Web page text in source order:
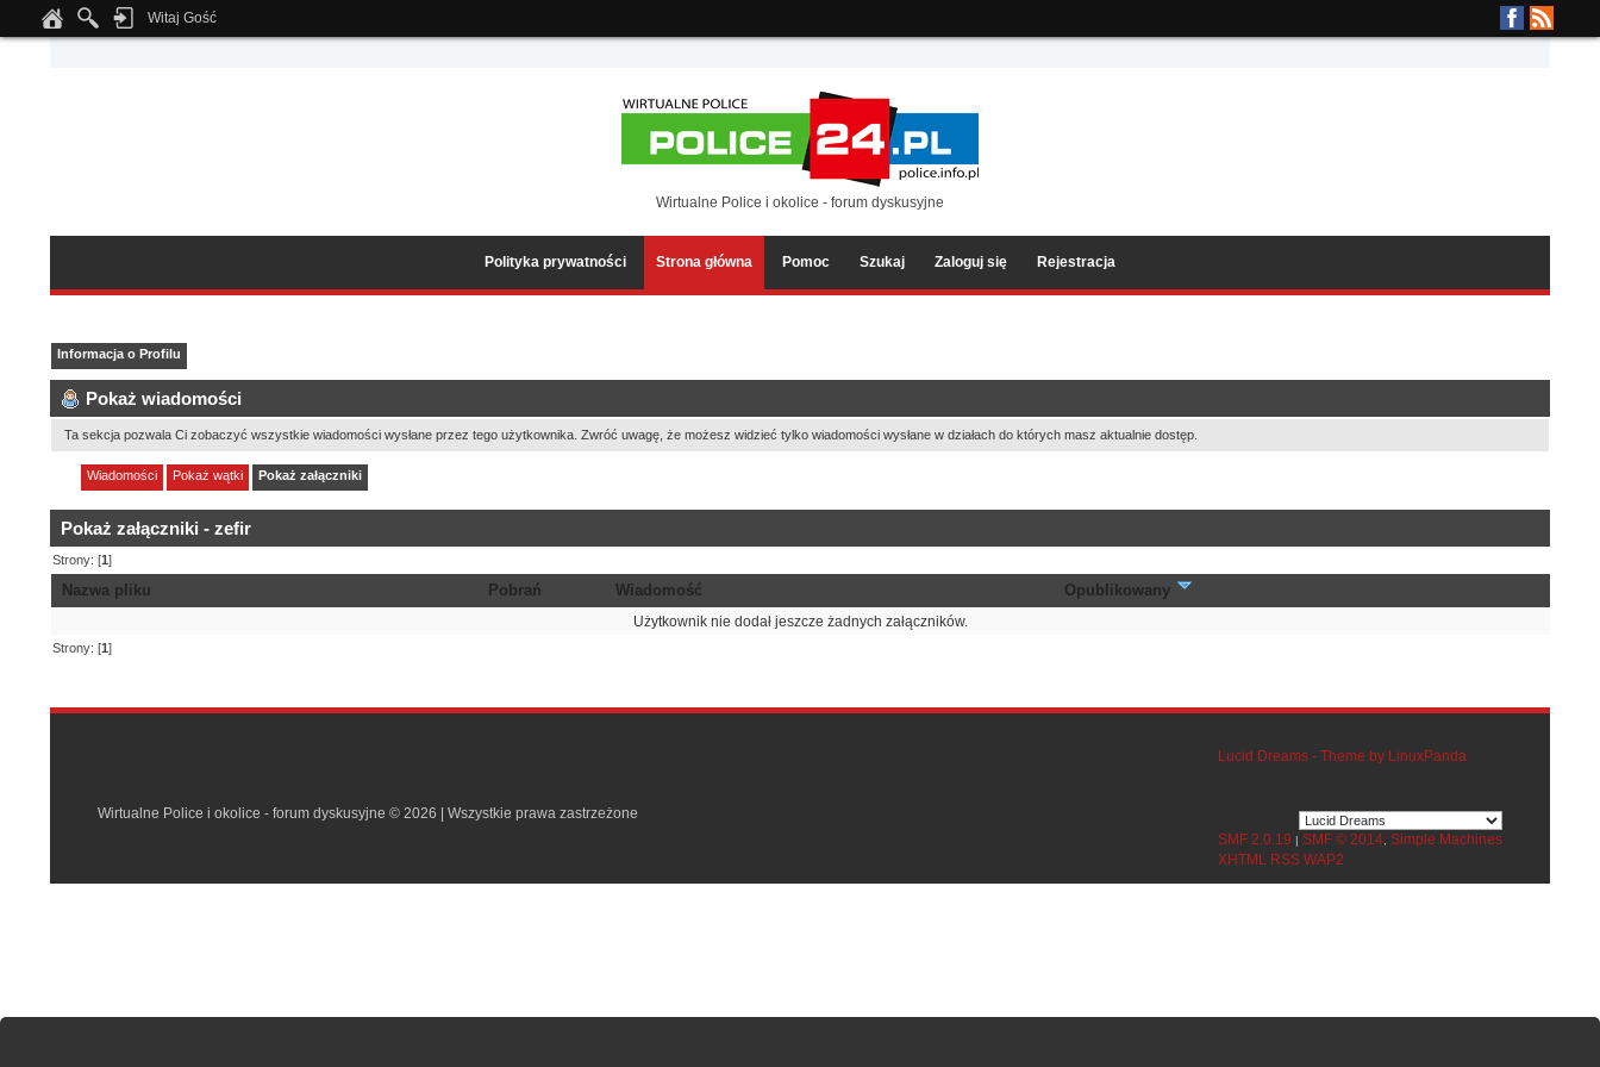
Notice: Undefined index: tapatalk_body_hook in
Witaj Gość
Wirtualne Police i okolice - forum dyskusyjne
Polityka prywatności Strona główna Pomoc Szukaj Zaloguj się Rejestracja
Informacja o Profilu
Pokaż wiadomości
Ta sekcja pozwala Ci zobaczyć wszystkie wiadomości wysłane przez tego użytkownika. Zwróć uwagę, że możesz widzieć tylko wiadomości wysłane w działach do których masz aktualnie dostęp.
Wiadomości Pokaż wątki Pokaż załączniki
Pokaż załączniki - zefir
Strony: [1]
Nazwa pliku Pobrań Wiadomość Opublikowany
Użytkownik nie dodał jeszcze żadnych załączników.
Strony: [1]
Lucid Dreams - Theme by LinuxPanda
SMF 2.0.19 | SMF © 2014, Simple Machines
XHTML RSS WAP2
Wirtualne Police i okolice - forum dyskusyjne © 2026 | Wszystkie prawa zastrzeżone